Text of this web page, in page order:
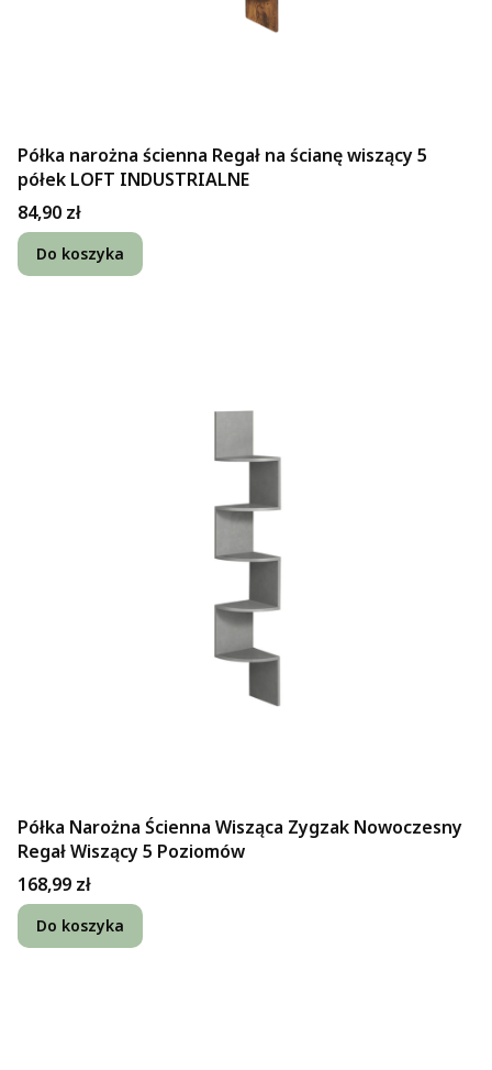
Półka narożna ścienna Regał na ścianę wiszący 5
półek LOFT INDUSTRIALNE
Cena
84,90 zł
Do koszyka
Półka Narożna Ścienna Wisząca Zygzak Nowoczesny
Regał Wiszący 5 Poziomów
Cena
168,99 zł
Do koszyka